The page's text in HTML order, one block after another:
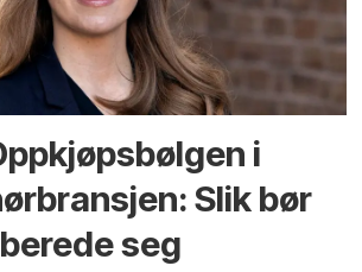
i
Slik bør
seg